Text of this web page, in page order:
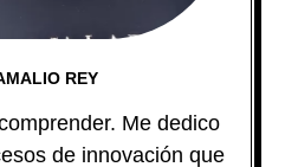
REY
Me dedico
de innovación que